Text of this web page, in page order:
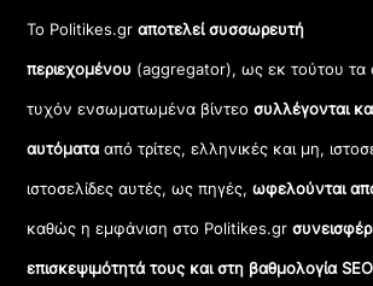
Το Politikes.grαποτελεί συσσωρευτή
περιεχομένου (aggregator), ως εκ τούτου τα
τυχόν ενσωματωμένα βίντεοσυλλέγονται
αυτόματααπό τρίτες, ελληνικές και μη,
ιστοσελίδες αυτές, ως πηγές,ωφελούνται
καθώς η εμφάνιση στο Politikes.gr
επισκεψιμότητά τους και στη βαθμολογία SEO